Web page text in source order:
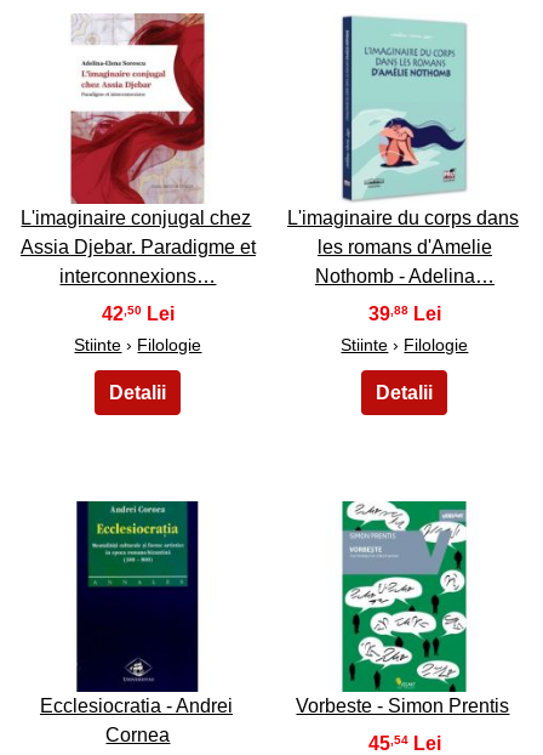
7
L'imaginaire conjugal chez
Assia Djebar. Paradigme et
interconnexions…
42,50
Stiinte › Filologie
8
L'imaginaire du corps dans
les romans d'Amelie
Nothomb - Adelina…
39,88
Stiinte › Filologie
Ecclesiocratia - Andrei
Cornea
10
Vorbeste - Simon Prentis
45,54